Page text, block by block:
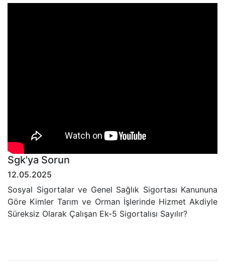
Sgk'ya Sorun
12.05.2025
Sosyal Sigortalar ve Genel Sağlık Sigortası Kanununa
Göre Kimler Tarım ve Orman İşlerinde Hizmet Akdiyle
Süreksiz Olarak Çalışan Ek-5 Sigortalısı Sayılır?